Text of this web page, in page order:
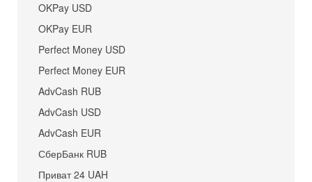
OKPay USD
OKPay EUR
Perfect Money USD
Perfect Money EUR
AdvCash RUB
AdvCash USD
AdvCash EUR
СберБанк RUB
Приват 24 UAH